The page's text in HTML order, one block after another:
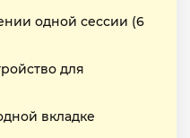
одной сессии (6
для
вкладке